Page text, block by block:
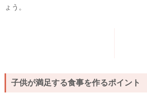
ょう。
子供が満足する食事を作るポイント